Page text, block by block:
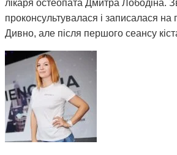
лікаря остеопата Дмитра Лободіна.
проконсультувалася і записалася
Дивно, але після першого сеансу
почала відвідувати сеанси за
через 3 місяці вона повністю
працює, взагалі не розумію. Те, чого
зробити за півтора року, зміг зробити
невеликий термін. Лікар у поліклініці
просто пощастило і я на досвідченого
натрапила. А ще кажуть, що здоров'я